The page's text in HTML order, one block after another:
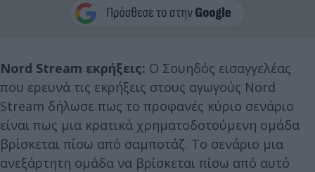
Nord Stream εκρήξεις: Ο Σουηδός εισαγγελέας
που ερευνά τις εκρήξεις στους αγωγούς Nord
Stream δήλωσε πως το προφανές κύριο σενάριο
είναι πως μια κρατικά χρηματοδοτούμενη ομάδα
βρίσκεται πίσω από σαμποτάζ. Το σενάριο μια
ανεξάρτητη ομάδα να βρίσκεται πίσω από αυτό